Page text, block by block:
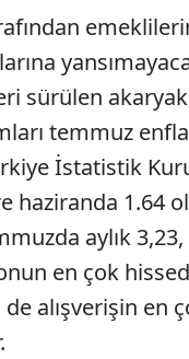
sürülen
temmuz
İstatistik
haziranda 1.64
aylık 3,23,
en çok
alışverişin en